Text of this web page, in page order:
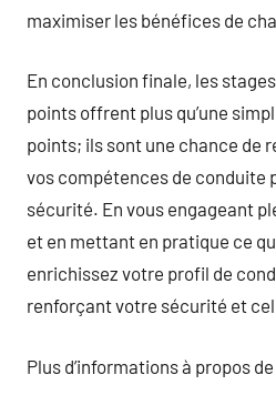
maximiser les bénéfices de
En conclusion finale, les
points offrent plus qu’une
points; ils sont une chance de
vos compétences de conduite
sécurité. En vous engageant
et en mettant en pratique ce
enrichissez votre profil de
renforçant votre sécurité et
Plus d’informations à propos de